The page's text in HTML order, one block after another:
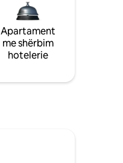
Apartament
me shërbim
hotelerie